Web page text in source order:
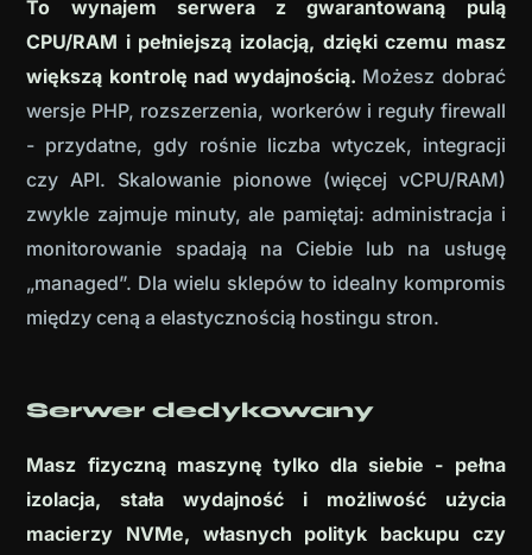
To wynajem serwera z gwarantowaną pulą
CPU/RAM i pełniejszą izolacją, dzięki czemu masz
większą kontrolę nad wydajnością. Możesz dobrać
wersje PHP, rozszerzenia, workerów i reguły firewall
- przydatne, gdy rośnie liczba wtyczek, integracji
czy API. Skalowanie pionowe (więcej vCPU/RAM)
zwykle zajmuje minuty, ale pamiętaj: administracja i
monitorowanie spadają na Ciebie lub na usługę
„managed”. Dla wielu sklepów to idealny kompromis
między ceną a elastycznością hostingu stron.
Serwer dedykowany
Masz fizyczną maszynę tylko dla siebie - pełna
izolacja, stała wydajność i możliwość użycia
macierzy NVMe, własnych polityk backupu czy